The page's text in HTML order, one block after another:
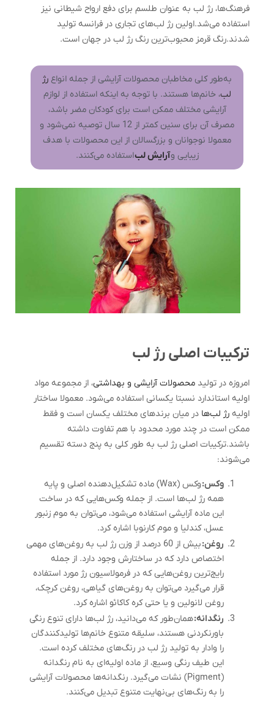
فرهنگ‌ها، رژ لب به عنوان طلسم برای دفع ارواح شیطانی نیز
استفاده می‌شد.اولین رژ لب‌های تجاری در فرانسه تولید
شدند.رنگ قرمز محبوب‌ترین رنگ رژ لب در جهان است.
به‌طور کلی مخاطبان محصولات آرایشی از جمله انواع رژ
لب، خانم‌ها هستند. با توجه به اینکه استفاده از لوازم
آرایشی مختلف ممکن است برای کودکان مضر باشد،
مصرف آن برای سنین کمتر از 12 سال توصیه نمی‌شود و
معمولا نوجوانان و بزرگسالان از این محصولات با هدف
زیبایی وآرایش لباستفاده می‌کنند.
ترکیبات اصلی رژ لب
امروزه در تولید محصولات آرایشی و بهداشتی، از مجموعه مواد
اولیه استاندارد نسبتا یکسانی استفاده می‌شود. معمولا ساختار
اولیه رژ لب‌‌ها در میان برندهای مختلف یکسان است و فقط
ممکن است در چند مورد محدود با هم تفاوت داشته
باشند.ترکیبات اصلی رژ لب به طور کلی به پنج دسته تقسیم
می‌شوند:
وکس:
وکس (Wax) ماده تشکیل‌دهنده اصلی و پایه
همه رژ لب‌ها است. از جمله وکس‌هایی که در ساخت
این ماده آرایشی استفاده می‌شود، می‌توان به موم زنبور
عسل، کندلیا و موم کارنوبا اشاره کرد.
روغن:
بیش از 60 درصد از وزن رژ لب به روغن‌های مهمی
اختصاص دارد که در ساختارش وجود دارد. از جمله
رایج‌ترین روغن‌هایی که در فرمولاسیون رژ مورد استفاده
قرار می‌گیرد می‌توان به روغن‌های گیاهی، روغن کرچک،
روغن لانولین و یا حتی کره کاکائو اشاره کرد.
رنگدانه:همان‌طور که می‌دانید، رژ لب‌ها دارای تنوع رنگی
باورنکردنی هستند، سلیقه متنوع خانم‌ها تولیدکنندگان
را وادار به تولید رژ لب در رنگ‌های مختلف کرده است.
این طیف رنگی وسیع، از ماده اولیه‌ای به نام رنگدانه
(Pigment) نشات می‌گیرد. رنگدانه‌ها محصولات آرایشی
را به رنگ‌های بی‌نهایت متنوع تبدیل می‌کنند.